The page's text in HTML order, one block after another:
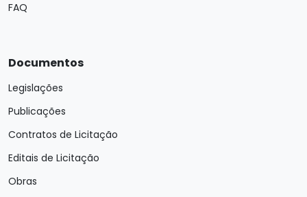
FAQ
Documentos
Legislações
Publicações
Contratos de Licitação
Editais de Licitação
Obras